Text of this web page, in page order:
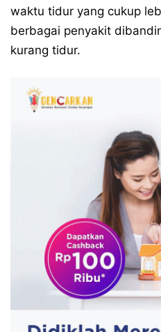
waktu tidur yang cukup
berbagai penyakit
kurang tidur.